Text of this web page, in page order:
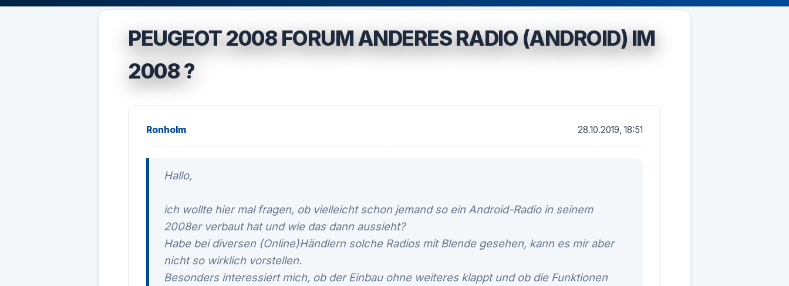
PEUGEOT 2008 FORUM ANDERES RADIO (ANDROID) IM
2008 ?
Ronholm 28.10.2019, 18:51
Hallo,
ich wollte hier mal fragen, ob vielleicht schon jemand so ein Android-Radio in seinem
2008er verbaut hat und wie das dann aussieht?
Habe bei diversen (Online)Händlern solche Radios mit Blende gesehen, kann es mir aber
nicht so wirklich vorstellen.
Besonders interessiert mich, ob der Einbau ohne weiteres klappt und ob die Funktionen